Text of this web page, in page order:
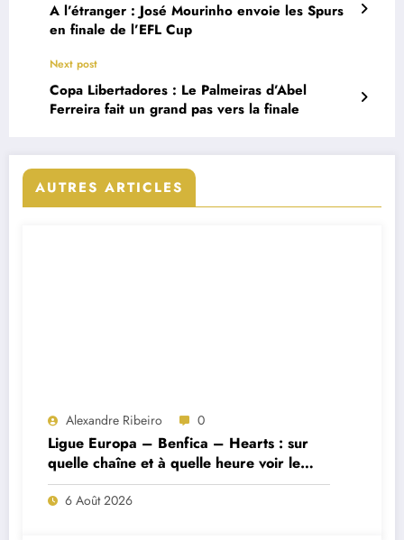
A l’étranger : José Mourinho envoie les Spurs
en finale de l’EFL Cup
Next post
Copa Libertadores : Le Palmeiras d’Abel
Ferreira fait un grand pas vers la finale
AUTRES ARTICLES
Alexandre Ribeiro 0
Ligue Europa – Benfica – Hearts : sur
quelle chaîne et à quelle heure voir le
match ?
6 Août 2026